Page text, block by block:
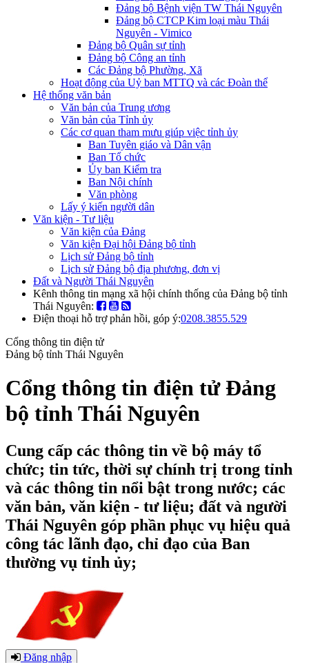
Đảng bộ Bệnh viện TW Thái Nguyên
Đảng bộ CTCP Kim loại màu Thái
Nguyên - Vimico
Đảng bộ Quân sự tỉnh
Đảng bộ Công an tỉnh
Các Đảng bộ Phường, Xã
Hoạt động của Uỷ ban MTTQ và các Đoàn thể
Hệ thống văn bản
Văn bản của Trung ương
Văn bản của Tỉnh ủy
Các cơ quan tham mưu giúp việc tỉnh ủy
Ban Tuyên giáo và Dân vận
Ban Tổ chức
Ủy ban Kiểm tra
Ban Nội chính
Văn phòng
Lấy ý kiến người dân
Văn kiện - Tư liệu
Văn kiện của Đảng
Văn kiện Đại hội Đảng bộ tỉnh
Lịch sử Đảng bộ tỉnh
Lịch sử Đảng bộ địa phương, đơn vị
Đất và Người Thái Nguyên
Kênh thông tin mạng xã hội chính thống của Đảng bộ tỉnh
Thái Nguyên:
Điện thoại hỗ trợ phản hồi, góp ý:0208.3855.529
Cổng thông tin điện tử
Đảng bộ tỉnh Thái Nguyên
Cổng thông tin điện tử Đảng
bộ tỉnh Thái Nguyên
Cung cấp các thông tin về bộ máy tổ
chức; tin tức, thời sự chính trị trong tỉnh
và các thông tin nổi bật trong nước; các
văn bản, văn kiện - tư liệu; đất và người
Thái Nguyên góp phần phục vụ hiệu quả
công tác lãnh đạo, chỉ đạo của Ban
thường vụ tỉnh ủy;
Đăng nhập